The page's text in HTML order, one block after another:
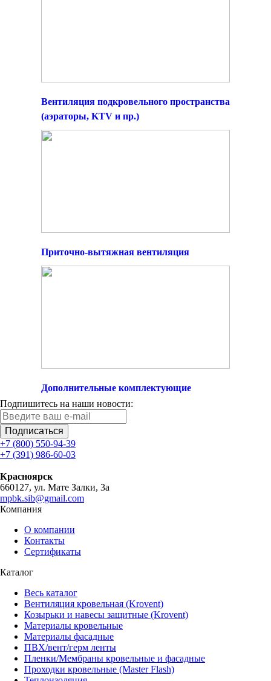
Вентиляция подкровельного пространства
(аэраторы, KTV и пр.)
Приточно-вытяжная вентиляция
Дополнительные комплектующие
Подпишитесь на наши новости:
Подписаться
+7 (800) 550-94-39
+7 (391) 986-60-03
Красноярск
660127, ул. Мате Залки, 3а
mpbk.sib@gmail.com
Компания
О компании
Контакты
Сертификаты
Каталог
Весь каталог
Вентиляция кровельная (Krovent)
Козырьки и навесы защитные (Krovent)
Материалы кровельные
Материалы фасадные
ПВХ/вент/герм ленты
Пленки/Мембраны кровельные и фасадные
Проходки кровельные (Master Flash)